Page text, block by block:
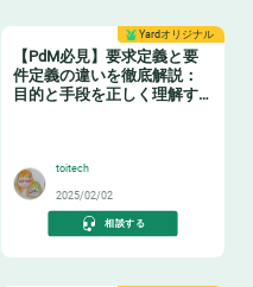
Yardオリジナル
【PdM必見】要求定義と要
件定義の違いを徹底解説：
目的と手段を正しく理解す
toitech
2025/02/02
相談する